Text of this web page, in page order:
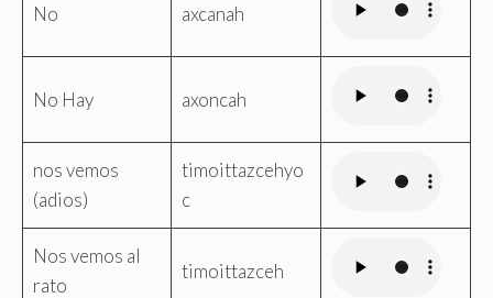
No axcanah
No Hay axoncah
nos vemos
(adios)
timoittazcehyo
c
Nos vemos al
rato
timoittazceh